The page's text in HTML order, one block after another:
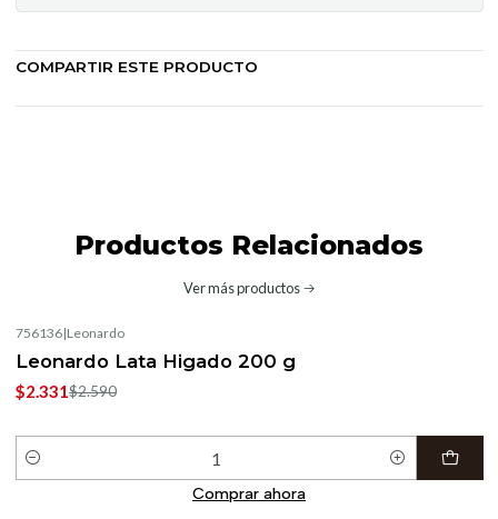
COMPARTIR ESTE PRODUCTO
Productos Relacionados
Ver más productos
756136|Leonardo
Leonardo Lata Higado 200 g
$2.331$2.590
Cantidad
Comprar ahora